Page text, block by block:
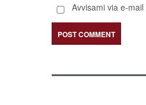
Avvisami via e-